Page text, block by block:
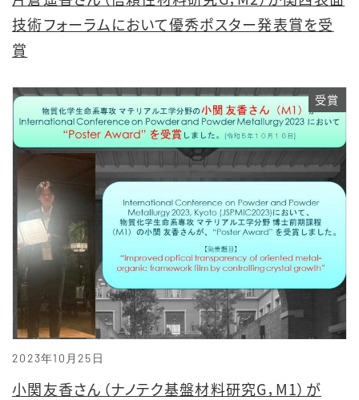
技術フォーラムにおいて優秀ポスター発表賞を受
賞
2023年10月25日
受賞
小関友香さん（ナノテク基盤材料研究G，M1）が